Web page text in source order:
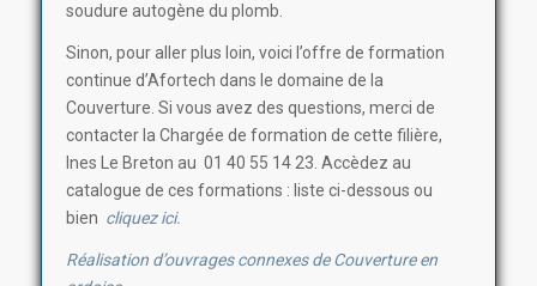
soudure autogène du plomb.
Sinon, pour aller plus loin, voici l’offre de formation
continue d’Afortech dans le domaine de la
Couverture. Si vous avez des questions, merci de
contacter la Chargée de formation de cette filière,
Ines Le Breton au 01 40 55 14 23. Accèdez au
catalogue de ces formations : liste ci-dessous ou
bien cliquez ici.
Réalisation d’ouvrages connexes de Couverture en